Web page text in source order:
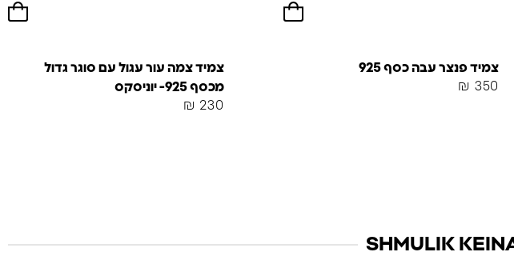
צמיד פנצר עבה כסף 925
₪ 350
צמיד צמה עור עגול עם סוגר גדול
מכסף 925- יוניסקס
₪ 230
SHMULIK